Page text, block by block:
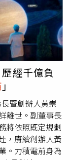
照）于珊在演藝
婚後便退出演藝
曾與她合作的演
灣電視圈的一項
人攜手走過超過
情始終穩定。
就是要用來疼
同品嚐美食與
陪同丈夫出席
崇仁。黃崇仁除
聞名。他收藏多
莫內、梵谷、塞
前，他曾於國
經千億負
」
暨創辦人黃崇
離世。副董事長
將依照既定規劃
，賡續創辦人黃
。力積電前身為